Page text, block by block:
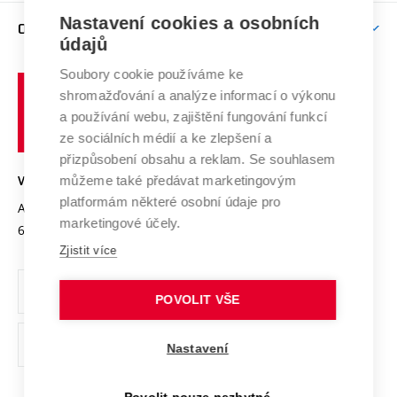
E-přihláška
Doktorské studium
Podpora podnikání
Mezinárodní vědecká rada
Systém zajišťování kvality výzkumu
Výzkumné infrastruktury
Transfer znalostí
Open Science
Projekty
Projekty ze strukturálních fondů
Specifický výzkum
Zahraniční spolupráce
Spolupráce se školami
Služby univerzity
Mezinárodní dohody
Univerzitní sítě
O UNIVERZITĚ
Profil univerzity
Udržitelná univerzita
Podnikavá univerzita / ContriBUTe
Bezpečná univerzita
Vyznamenání
Organizační struktura
Ochrana osobních údajů
odkaz)
učení
technické
VYSOKÉ UČENÍ TECHNICKÉ V BRNĚ
Antonínská 548/1
602 00 Brno
www.vut.cz
vut@vutbr.cz
Nastavení cookies a osobních
údajů
Soubory cookie používáme ke
shromažďování a analýze informací o výkonu
a používání webu, zajištění fungování funkcí
ze sociálních médií a ke zlepšení a
přizpůsobení obsahu a reklam. Se souhlasem
můžeme také předávat marketingovým
platformám některé osobní údaje pro
marketingové účely.
Zjistit více
POVOLIT VŠE
Nastavení